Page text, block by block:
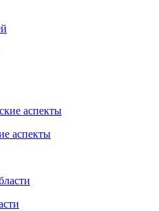
аспекты